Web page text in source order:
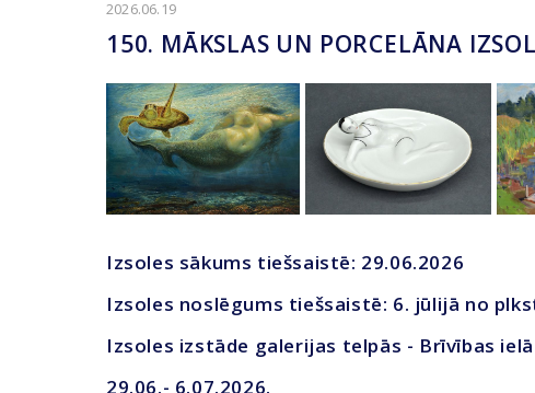
2026.06.19
150. MĀKSLAS UN PORCELĀNA
Izsoles sākums tiešsaistē: 29.06.2026
Izsoles noslēgums tiešsaistē: 6. jūlijā no
Izsoles izstāde galerijas telpās - Brīvības ielā
29.06.- 6.07.2026.